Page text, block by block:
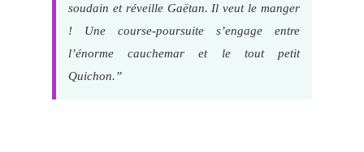
soudain et réveille Gaëtan. Il veut le manger
! Une course-poursuite s’engage entre
l’énorme cauchemar et le tout petit
Quichon.”